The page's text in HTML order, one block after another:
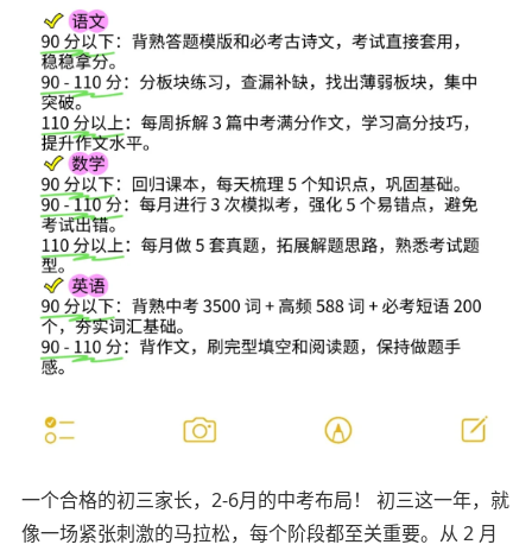
一个合格的初三家长，2-6月的中考布局！
初三这一年，就
像一场紧张刺激的马拉松，每个阶段都至关重要。从 2 月